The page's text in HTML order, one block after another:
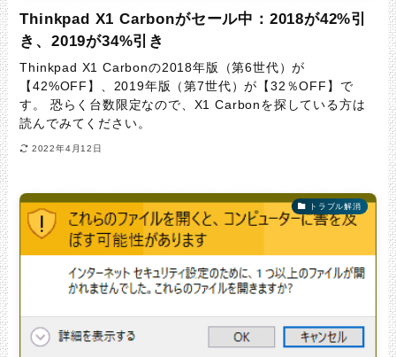
Thinkpad X1 Carbonがセール中：2018が42%引
き、2019が34%引き
Thinkpad X1 Carbonの2018年版（第6世代）が
【42%OFF】、2019年版（第7世代）が【32％OFF】で
す。 恐らく台数限定なので、X1 Carbonを探している方は
読んでみてください。
2022年4月12日
トラブル解消